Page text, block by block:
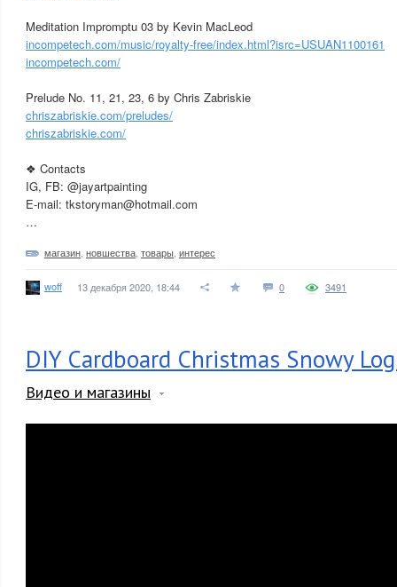
Meditation Impromptu 03 by Kevin MacLeod
incompetech.com/music/royalty-free/index.html?isrc=USUAN1100161
incompetech.com/
Prelude No. 11, 21, 23, 6 by Chris Zabriskie
chriszabriskie.com/preludes/
chriszabriskie.com/
❖ Contacts
IG, FB: @jayartpainting
E-mail: tkstoryman@hotmail.com
…
магазин новшества товары интерес
woff 13 декабря 2020, 18:44 0 3491
DIY Cardboard Christmas Snowy
Видео и магазины